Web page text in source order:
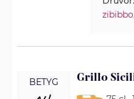
zibibbo
BETYG Grillo